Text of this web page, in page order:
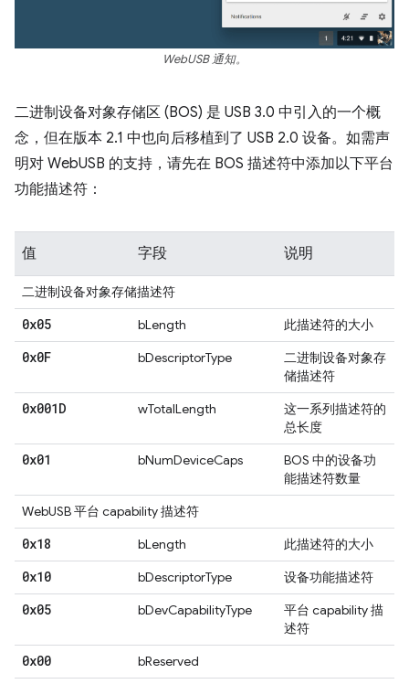
WebUSB 通知。
二进制设备对象存储区 (BOS) 是 USB 3.0 中引入的一个概
念，但在版本 2.1 中也向后移植到了 USB 2.0 设备。如需声
明对 WebUSB 的支持，请先在 BOS 描述符中添加以下平台
功能描述符：
值 字段 说明
二进制设备对象存储描述符
0x05 bLength 此描述符的大小
0x0F bDescriptorType
二进制设备对象存
储描述符
0x001D wTotalLength
这一系列描述符的
总长度
0x01 bNumDeviceCaps
BOS 中的设备功
能描述符数量
WebUSB 平台 capability 描述符
0x18 bLength 此描述符的大小
0x10 bDescriptorType 设备功能描述符
0x05 bDevCapabilityType
平台 capability 描
述符
0x00 bReserved